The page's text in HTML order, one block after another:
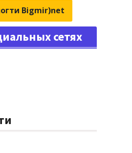
Bigmir)net
сетях